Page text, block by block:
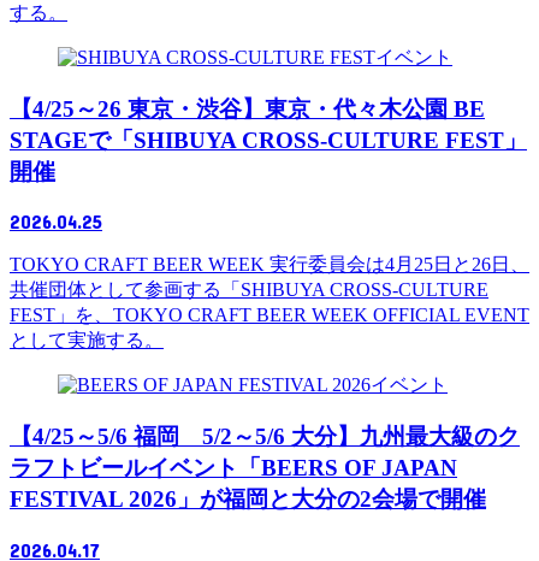
する。
イベント
【4/25～26 東京・渋谷】東京・代々木公園 BE
STAGEで「SHIBUYA CROSS-CULTURE FEST」
開催
2026.04.25
TOKYO CRAFT BEER WEEK 実行委員会は4月25日と26日、
共催団体として参画する「SHIBUYA CROSS-CULTURE
FEST」を、TOKYO CRAFT BEER WEEK OFFICIAL EVENT
として実施する。
イベント
【4/25～5/6 福岡 5/2～5/6 大分】九州最大級のク
ラフトビールイベント「BEERS OF JAPAN
FESTIVAL 2026」が福岡と大分の2会場で開催
2026.04.17